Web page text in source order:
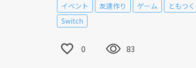
イベント 友達作り ゲーム ともつ
Switch
0 83